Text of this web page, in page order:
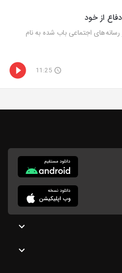
اجتماعی باب شده به نام
11:25